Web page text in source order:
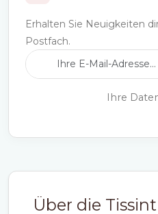
Über die Tissint
Erhalten Sie Neuigkeiten
Postfach.
Ihre